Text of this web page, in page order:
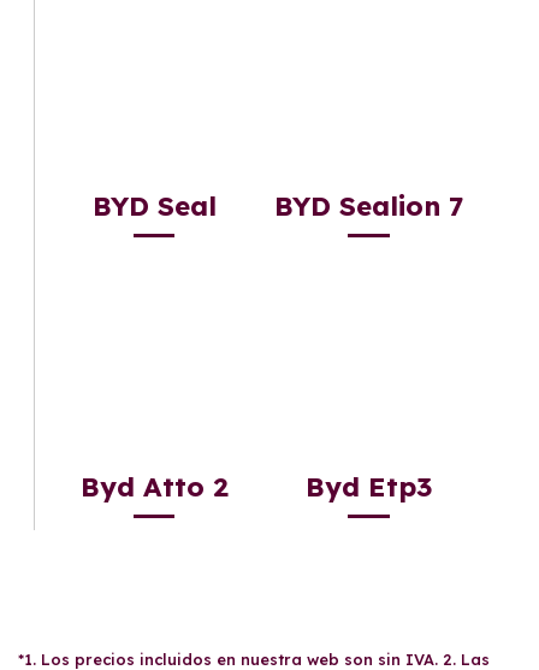
BYD Seal BYD Sealion 7
Byd Atto 2 Byd Etp3
*1. Los precios incluidos en nuestra web son sin IVA. 2. Las